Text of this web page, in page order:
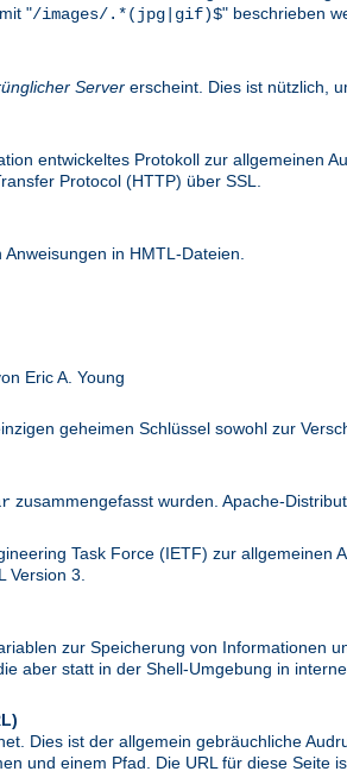
"/images/.*(jpg|gif)$" beschrieben
Server erscheint. Dies ist nützlich,
entwickeltes Protokoll zur allgemeinen
Protocol (HTTP) über SSL.
in HMTL-Dateien.
Eric A. Young
geheimen Schlüssel sowohl zur
zusammengefasst wurden. Apache-
Task Force (IETF) zur
Version 3.
zur Speicherung von Informationen
aber statt in der Shell-Umgebung in
Dies ist der allgemein gebräuchliche
und einem Pfad. Die URL für diese Seite